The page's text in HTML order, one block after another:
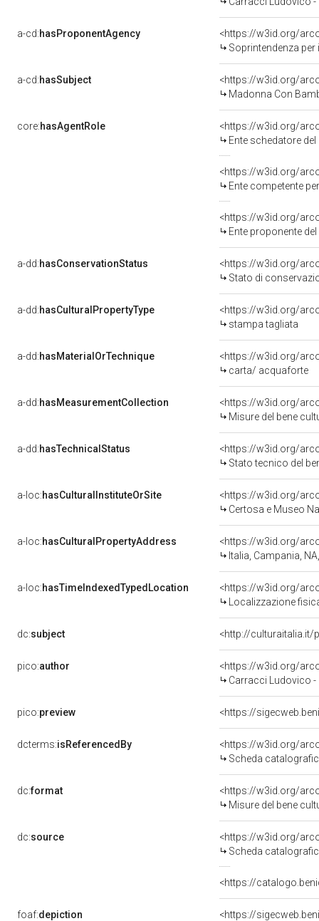
a-cd:hasProponentAgency
<https://w3id.org/
Soprintendenza
a-cd:hasSubject
<https://w3id.org/
Madonna Con
core:hasAgentRole
<https://w3id.org/
Ente schedatore
<https://w3id.org/
Ente competente
<https://w3id.org/
Ente proponente
a-dd:hasConservationStatus
<https://w3id.org/
Stato di
a-dd:hasCulturalPropertyType
<https://w3id.org/
stampa tagliata
a-dd:hasMaterialOrTechnique
<https://w3id.org/
carta/ acquaforte
a-dd:hasMeasurementCollection
<https://w3id.org/
Misure del bene
a-dd:hasTechnicalStatus
<https://w3id.org/
Stato tecnico del
a-loc:hasCulturalInstituteOrSite
<https://w3id.org/
Certosa e Museo
a-loc:hasCulturalPropertyAddress
<https://w3id.org/
Italia, Campania,
a-loc:hasTimeIndexedTypedLocation
<https://w3id.org/
Localizzazione
dc:subject <http://
pico:author
<https://w3id.org/
Carracci Ludovico
pico:preview
dcterms:isReferencedBy
<https://w3id.org/
Scheda
dc:format
<https://w3id.org/
Misure del bene
dc:source
<https://w3id.org/
Scheda
<https://
foaf:depiction